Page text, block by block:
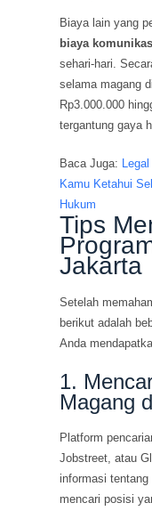
Biaya lain yang
biaya
sehari-hari.
selama magang
Rp3.000.000
tergantung gaya
Baca Juga:
Kamu Ketahui
Hukum
Tips
Jakarta
Setelah
berikut adalah
Anda
1.
Magang
Platform
Jobstreet, atau
informasi tentang
mencari posisi